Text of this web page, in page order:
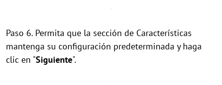
Paso 6. Permita que la sección de Características
mantenga su configuración predeterminada y haga
clic en "Siguiente".